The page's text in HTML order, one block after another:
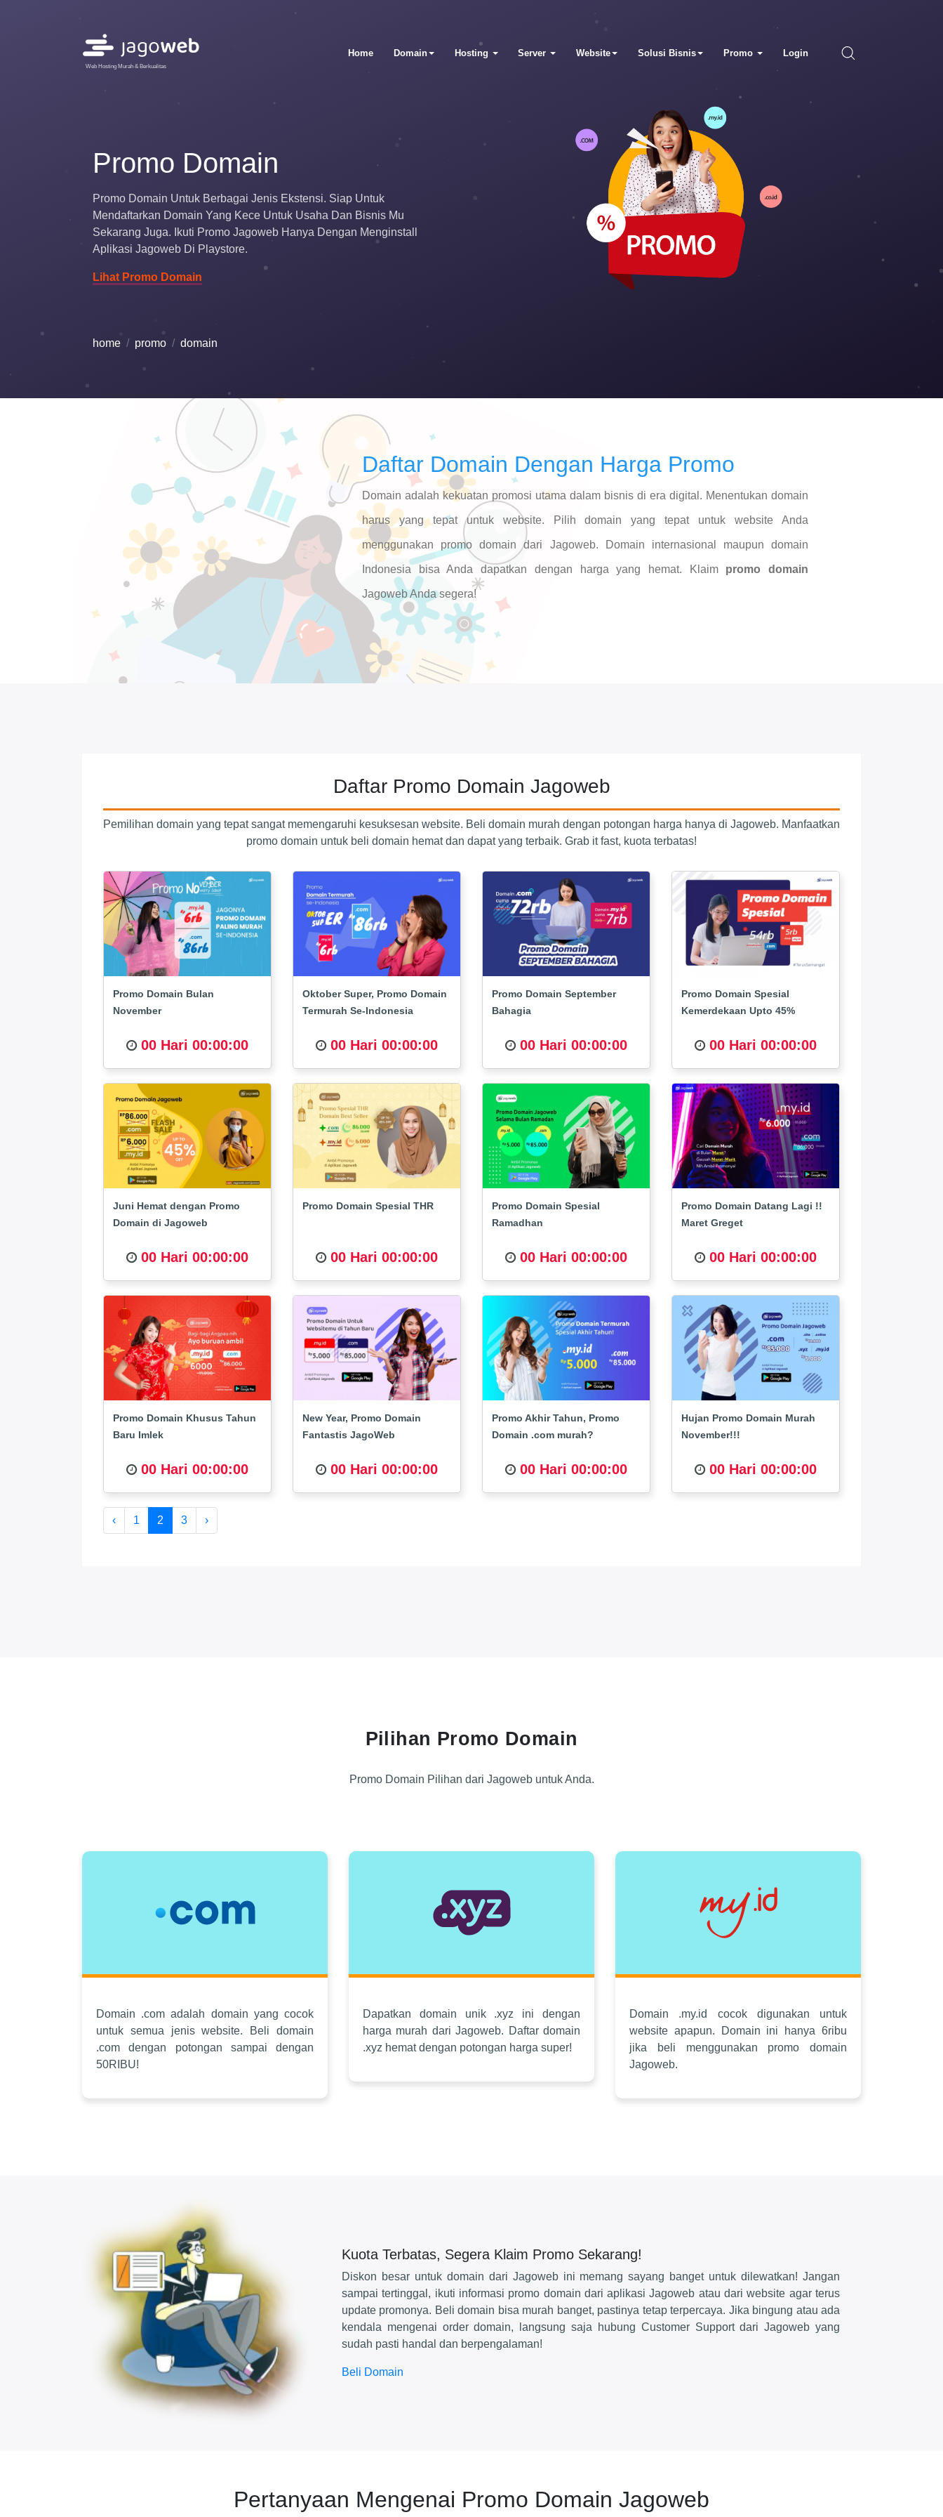
Web Hosting Murah & Berkualitas
Home Domain Hosting Server Website Solusi Bisnis Promo Login
Promo Domain
Promo Domain Untuk Berbagai Jenis Ekstensi. Siap Untuk
Mendaftarkan Domain Yang Kece Untuk Usaha Dan Bisnis Mu
Sekarang Juga. Ikuti Promo Jagoweb Hanya Dengan Menginstall
Aplikasi Jagoweb Di Playstore.
Lihat Promo Domain
home promo domain
Daftar Domain Dengan Harga Promo
Domain adalah kekuatan promosi utama dalam bisnis di era digital. Menentukan domain
harus yang tepat untuk website. Pilih domain yang tepat untuk website Anda
menggunakan promo domain dari Jagoweb. Domain internasional maupun domain
Indonesia bisa Anda dapatkan dengan harga yang hemat. Klaim promo domain
Jagoweb Anda segera!
Daftar Promo Domain Jagoweb
Pemilihan domain yang tepat sangat memengaruhi kesuksesan website. Beli domain murah dengan potongan harga hanya di Jagoweb. Manfaatkan
promo domain untuk beli domain hemat dan dapat yang terbaik. Grab it fast, kuota terbatas!
Promo Domain Bulan
November
00 Hari 00:00:00
Oktober Super, Promo Domain
Termurah Se-Indonesia
00 Hari 00:00:00
Promo Domain September
Bahagia
00 Hari 00:00:00
Promo Domain Spesial
Kemerdekaan Upto 45%
00 Hari 00:00:00
Juni Hemat dengan Promo
Domain di Jagoweb
00 Hari 00:00:00
Promo Domain Spesial THR
00 Hari 00:00:00
Promo Domain Spesial
Ramadhan
00 Hari 00:00:00
Promo Domain Datang Lagi !!
Maret Greget
00 Hari 00:00:00
Promo Domain Khusus Tahun
Baru Imlek
00 Hari 00:00:00
New Year, Promo Domain
Fantastis JagoWeb
00 Hari 00:00:00
Promo Akhir Tahun, Promo
Domain .com murah?
00 Hari 00:00:00
Hujan Promo Domain Murah
November!!!
00 Hari 00:00:00
‹ 1 2 3 ›
Pilihan Promo Domain
Promo Domain Pilihan dari Jagoweb untuk Anda.
Domain .com adalah domain yang cocok
untuk semua jenis website. Beli domain
.com dengan potongan sampai dengan
50RIBU!
Dapatkan domain unik .xyz ini dengan
harga murah dari Jagoweb. Daftar domain
.xyz hemat dengan potongan harga super!
Domain .my.id cocok digunakan untuk
website apapun. Domain ini hanya 6ribu
jika beli menggunakan promo domain
Jagoweb.
Kuota Terbatas, Segera Klaim Promo Sekarang!
Diskon besar untuk domain dari Jagoweb ini memang sayang banget untuk dilewatkan! Jangan
sampai tertinggal, ikuti informasi promo domain dari aplikasi Jagoweb atau dari website agar terus
update promonya. Beli domain bisa murah banget, pastinya tetap terpercaya. Jika bingung atau ada
kendala mengenai order domain, langsung saja hubung Customer Support dari Jagoweb yang
sudah pasti handal dan berpengalaman!
Beli Domain
Pertanyaan Mengenai Promo Domain Jagoweb